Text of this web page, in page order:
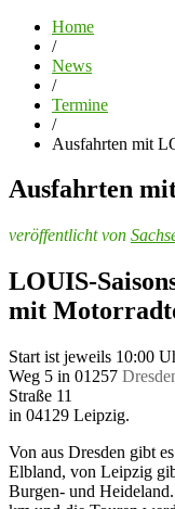
Home
/
News
/
Termine
/
Ausfahrten mit
Ausfahrten
veröffentlicht von
LOUIS-
mit
Start ist jeweils 10:00
Weg 5 in 01257
Straße 11
in 04129 Leipzig.
Von aus Dresden gibt
Elbland, von Leipzig
Burgen- und